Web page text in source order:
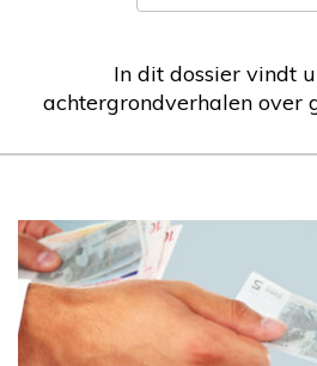
In dit dossier vindt
achtergrondverhalen over